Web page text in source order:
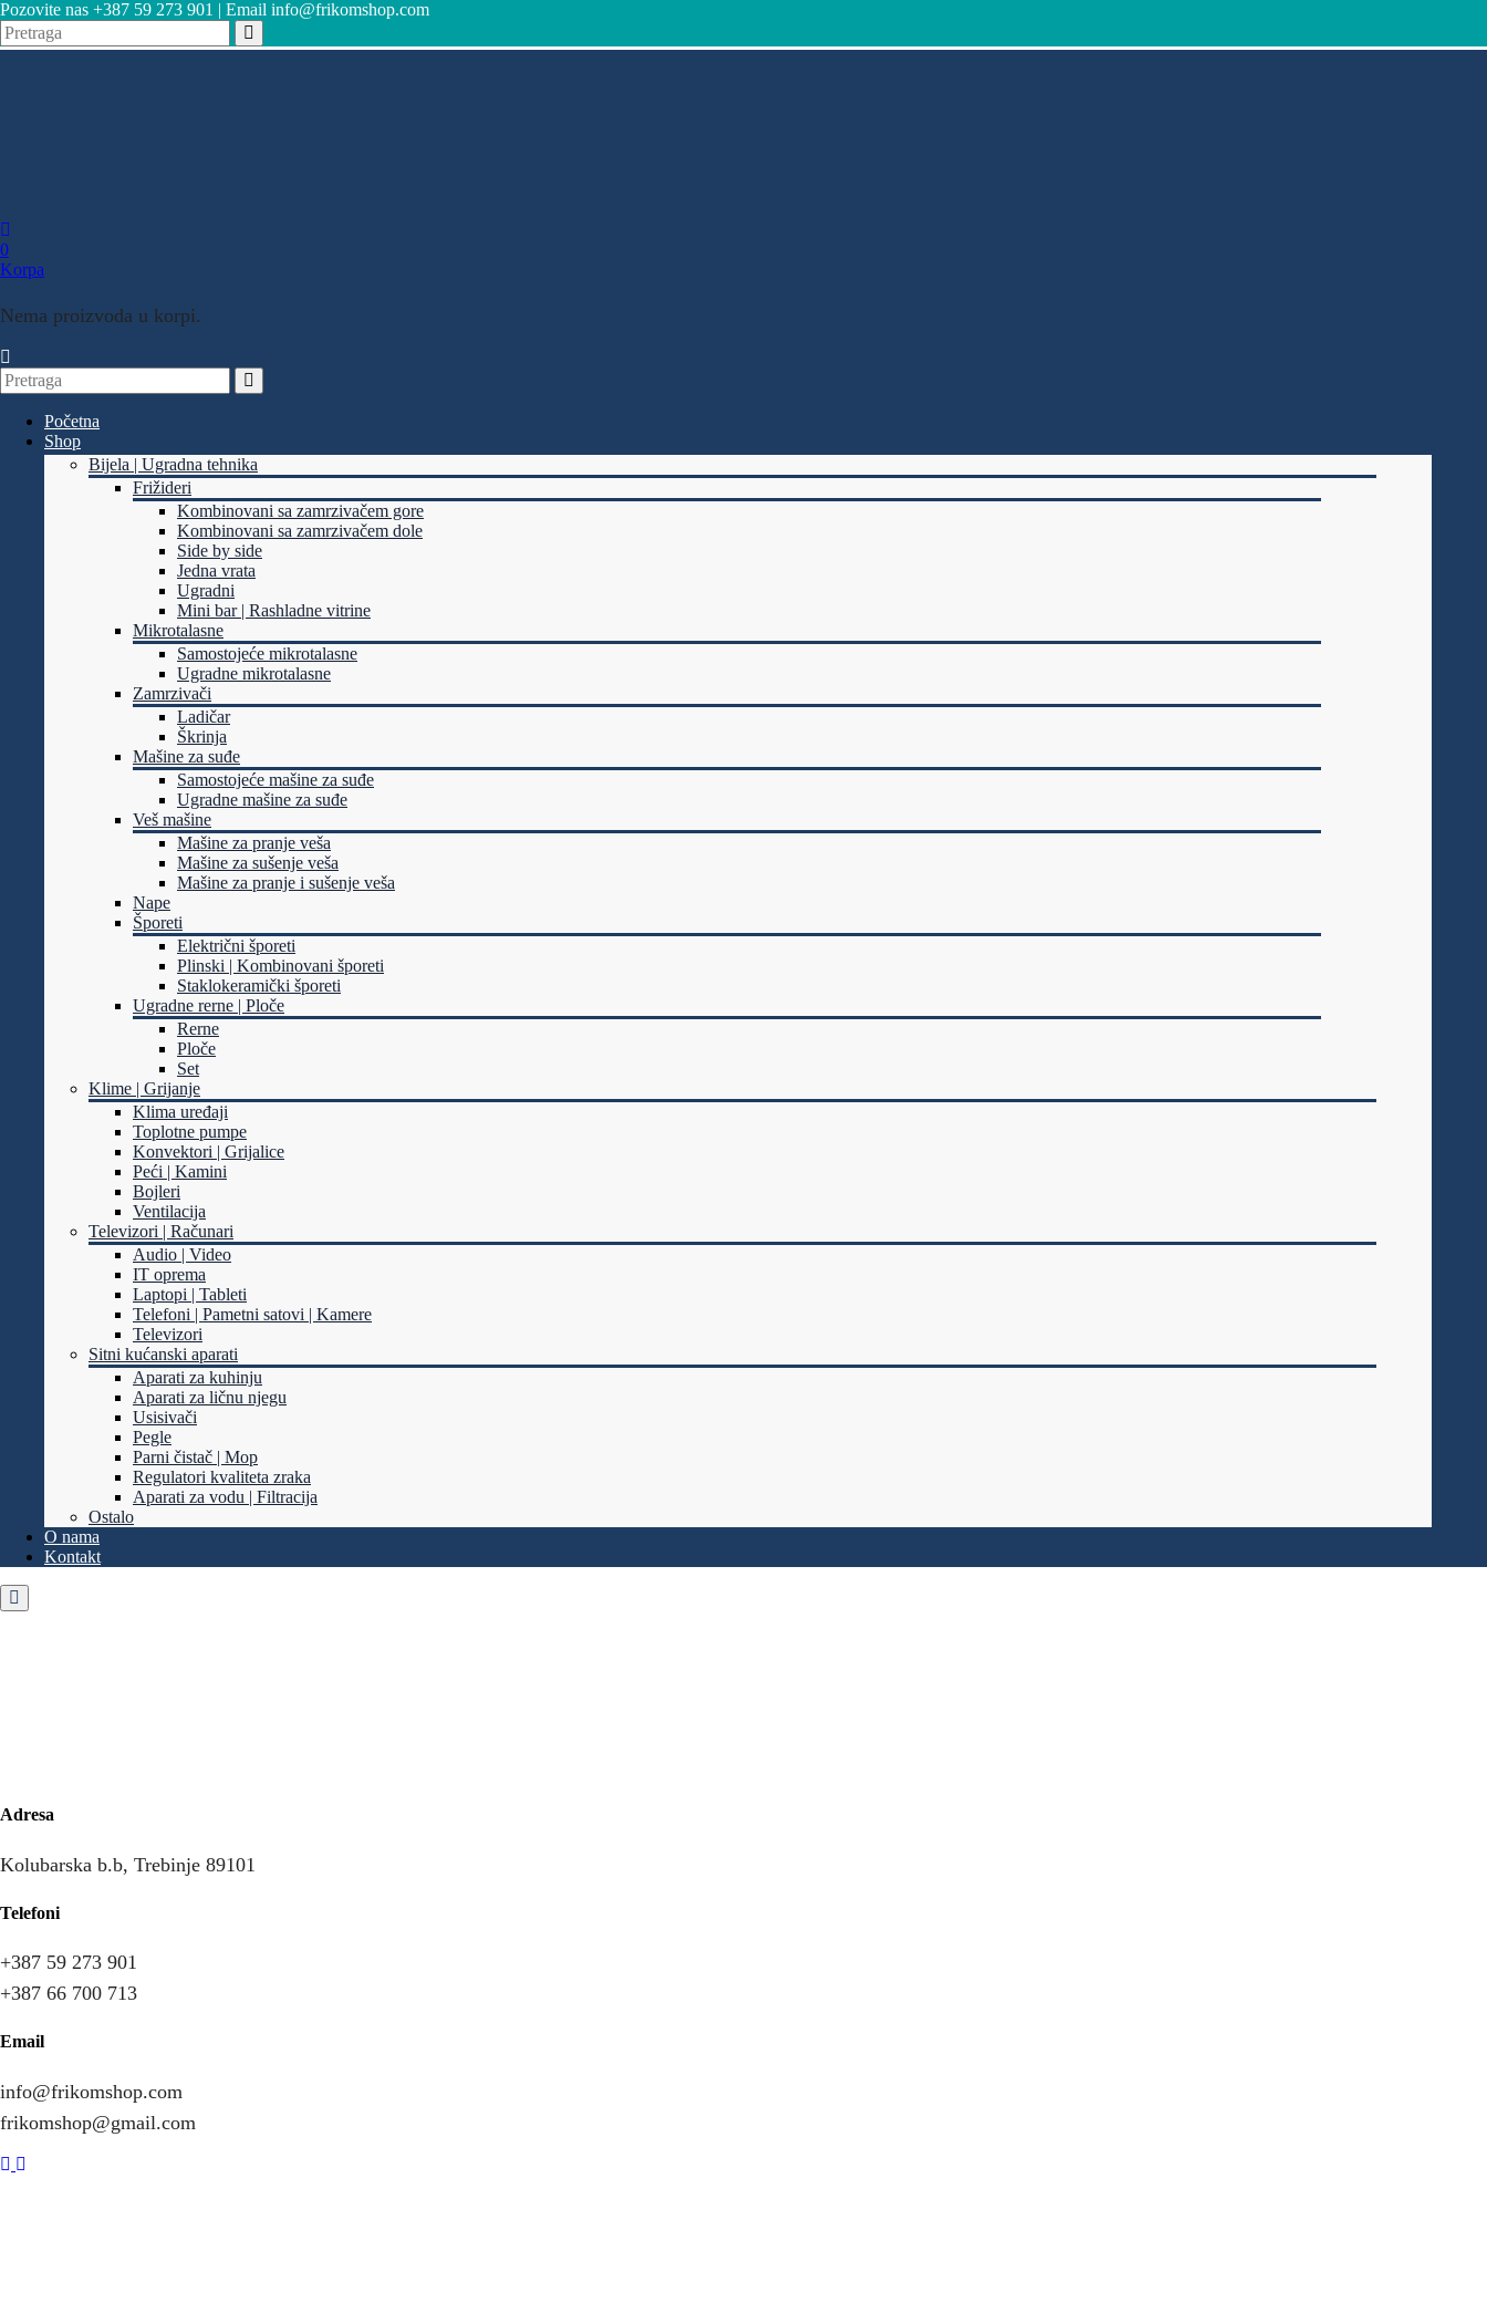
Pozovite nas +387 59 273 901 | Email info@frikomshop.com
0
Korpa
Nema proizvoda u korpi.
Početna
Shop
Bijela | Ugradna tehnika
Frižideri
Kombinovani sa zamrzivačem gore
Kombinovani sa zamrzivačem dole
Side by side
Jedna vrata
Ugradni
Mini bar | Rashladne vitrine
Mikrotalasne
Samostojeće mikrotalasne
Ugradne mikrotalasne
Zamrzivači
Ladičar
Škrinja
Mašine za suđe
Samostojeće mašine za suđe
Ugradne mašine za suđe
Veš mašine
Mašine za pranje veša
Mašine za sušenje veša
Mašine za pranje i sušenje veša
Nape
Šporeti
Električni šporeti
Plinski | Kombinovani šporeti
Staklokeramički šporeti
Ugradne rerne | Ploče
Rerne
Ploče
Set
Klime | Grijanje
Klima uređaji
Toplotne pumpe
Konvektori | Grijalice
Peći | Kamini
Bojleri
Ventilacija
Televizori | Računari
Audio | Video
IT oprema
Laptopi | Tableti
Telefoni | Pametni satovi | Kamere
Televizori
Sitni kućanski aparati
Aparati za kuhinju
Aparati za ličnu njegu
Usisivači
Pegle
Parni čistač | Mop
Regulatori kvaliteta zraka
Aparati za vodu | Filtracija
Ostalo
O nama
Kontakt
Adresa
Kolubarska b.b, Trebinje 89101
Telefoni
+387 59 273 901
+387 66 700 713
Email
info@frikomshop.com
frikomshop@gmail.com